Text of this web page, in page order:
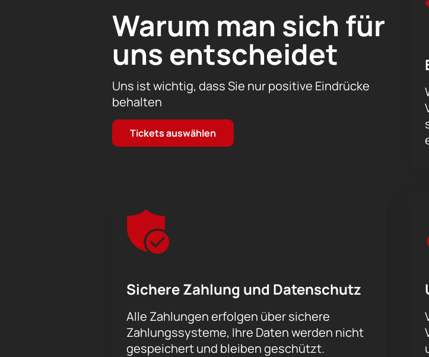
und eine einzigartige Reise in die Welt der klassischen Musik verspricht.
Warum man sich für
uns entscheidet
Uns ist wichtig, dass Sie nur positive Eindrücke
behalten
Tickets auswählen
Sichere Zahlung und Datenschutz
Alle Zahlungen erfolgen über sichere
Zahlungssysteme, Ihre Daten werden nicht
gespeichert und bleiben geschützt.